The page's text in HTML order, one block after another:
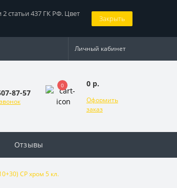
статьи 437 ГК РФ. Цвет
Закрыть
Личный кабинет
87-57
0 0 р.
Оформить
заказ
Отзывы
CP хром 5 кл.